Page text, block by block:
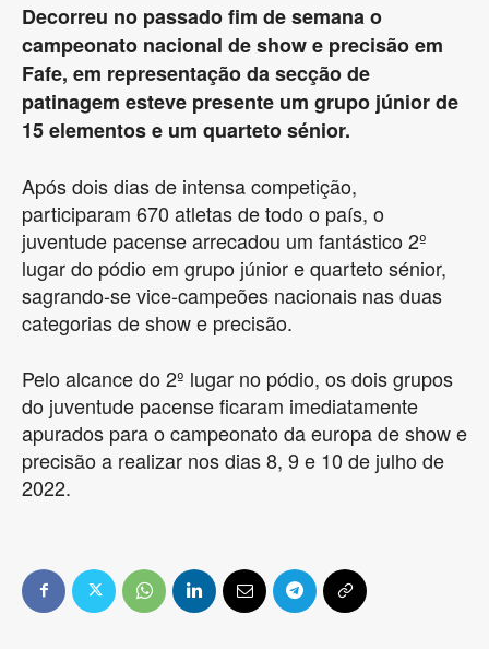
Decorreu no passado fim de semana o
campeonato nacional de show e precisão em
Fafe, em representação da secção de
patinagem esteve presente um grupo júnior de
15 elementos e um quarteto sénior.
Após dois dias de intensa competição,
participaram 670 atletas de todo o país, o
juventude pacense arrecadou um fantástico 2º
lugar do pódio em grupo júnior e quarteto sénior,
sagrando-se vice-campeões nacionais nas duas
categorias de show e precisão.
Pelo alcance do 2º lugar no pódio, os dois grupos
do juventude pacense ficaram imediatamente
apurados para o campeonato da europa de show e
precisão a realizar nos dias 8, 9 e 10 de julho de
2022.